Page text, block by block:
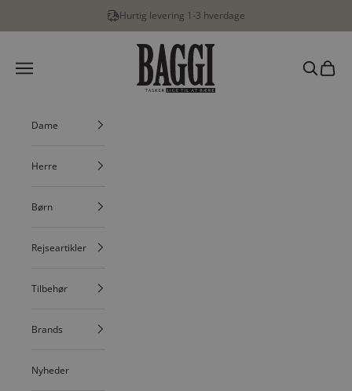
Hurtig levering 1-3 hverdage
BAGGI
Menu
Søg
Dame
Herre
Børn
Rejseartikler
Tilbehør
Brands
Nyheder